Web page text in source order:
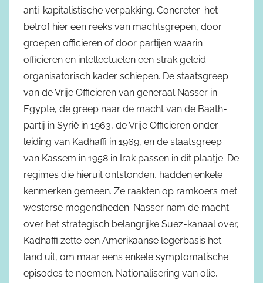
anti-kapitalistische verpakking. Concreter: het
betrof hier een reeks van machtsgrepen, door
groepen officieren of door partijen waarin
officieren en intellectuelen een strak geleid
organisatorisch kader schiepen. De staatsgreep
van de Vrije Officieren van generaal Nasser in
Egypte, de greep naar de macht van de Baath-
partij in Syrië in 1963, de Vrije Officieren onder
leiding van Kadhaffi in 1969, en de staatsgreep
van Kassem in 1958 in Irak passen in dit plaatje. De
regimes die hieruit ontstonden, hadden enkele
kenmerken gemeen. Ze raakten op ramkoers met
westerse mogendheden. Nasser nam de macht
over het strategisch belangrijke Suez-kanaal over,
Kadhaffi zette een Amerikaanse legerbasis het
land uit, om maar eens enkele symptomatische
episodes te noemen. Nationalisering van olie,